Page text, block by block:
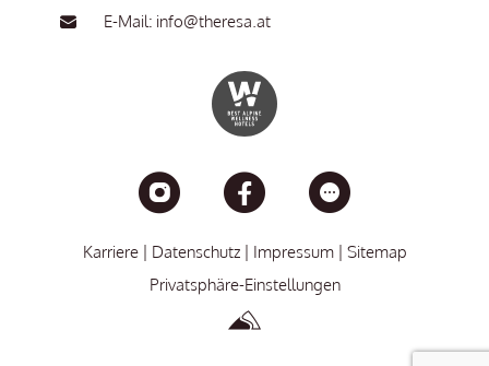
E-Mail: info@theresa.at
Karriere Datenschutz Impressum
Sitemap
Privatsphäre-Einstellungen